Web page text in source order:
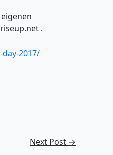
.
2017/
Next Post →